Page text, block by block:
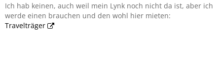
Ich hab keinen, auch weil mein Lynk noch nicht da ist, aber ich
werde einen brauchen und den wohl hier mieten:
Travelträger